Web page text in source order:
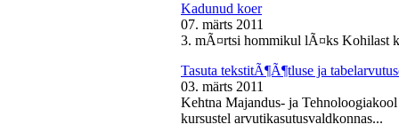
Kadunud koer
07. märts 2011
3. mÃ¤rtsi hommikul lÃ¤ks Kohilast
Tasuta tekstitÃ¶Ã¶tluse ja
03. märts 2011
Kehtna Majandus- ja
kursustel arvutikasutusvaldkonnas...